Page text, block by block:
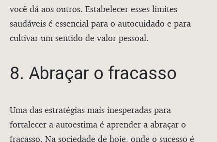
você dá aos outros. Estabelecer esses limites
saudáveis é essencial para o autocuidado e para
cultivar um sentido de valor pessoal.
8. Abraçar o fracasso
Uma das estratégias mais inesperadas para
fortalecer a autoestima é aprender a abraçar o
fracasso. Na sociedade de hoje, onde o sucesso é